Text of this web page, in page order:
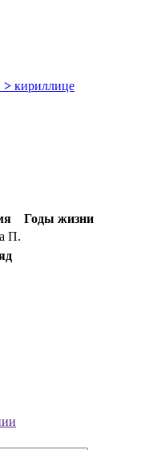
> кириллице
Годы жизни
П.